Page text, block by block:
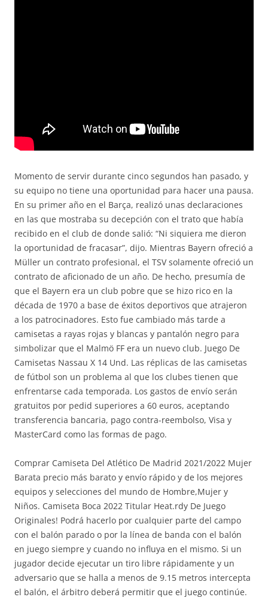
Momento de servir durante cinco segundos han pasado, y
su equipo no tiene una oportunidad para hacer una pausa.
En su primer año en el Barça, realizó unas declaraciones
en las que mostraba su decepción con el trato que había
recibido en el club de donde salió: “Ni siquiera me dieron
la oportunidad de fracasar”, dijo. Mientras Bayern ofreció a
Müller un contrato profesional, el TSV solamente ofreció un
contrato de aficionado de un año. De hecho, presumía de
que el Bayern era un club pobre que se hizo rico en la
década de 1970 a base de éxitos deportivos que atrajeron
a los patrocinadores. Esto fue cambiado más tarde a
camisetas a rayas rojas y blancas y pantalón negro para
simbolizar que el Malmö FF era un nuevo club. Juego De
Camisetas Nassau X 14 Und. Las réplicas de las camisetas
de fútbol son un problema al que los clubes tienen que
enfrentarse cada temporada. Los gastos de envío serán
gratuitos por pedid superiores a 60 euros, aceptando
transferencia bancaria, pago contra-reembolso, Visa y
MasterCard como las formas de pago.
Comprar Camiseta Del Atlético De Madrid 2021/2022 Mujer
Barata precio más barato y envío rápido y de los mejores
equipos y selecciones del mundo de Hombre,Mujer y
Niños. Camiseta Boca 2022 Titular Heat.rdy De Juego
Originales! Podrá hacerlo por cualquier parte del campo
con el balón parado o por la línea de banda con el balón
en juego siempre y cuando no influya en el mismo. Si un
jugador decide ejecutar un tiro libre rápidamente y un
adversario que se halla a menos de 9.15 metros intercepta
el balón, el árbitro deberá permitir que el juego continúe.